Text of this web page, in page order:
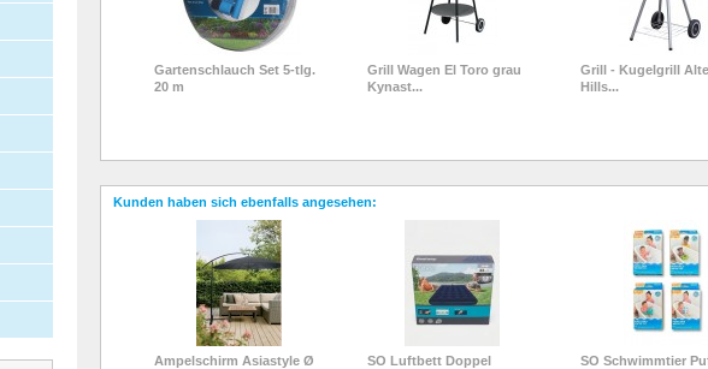
Gartenschlauch Set 5-tlg.
20 m
Grill Wagen El Toro grau
Kynast...
Grill - Kugelgrill
Hills...
Kunden haben sich ebenfalls angesehen:
Ampelschirm Asiastyle Ø
SO Luftbett Doppel
SO Schwimmtier